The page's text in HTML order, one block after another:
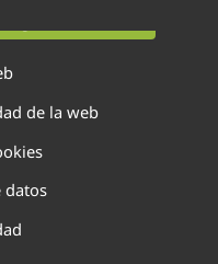
de la web
datos